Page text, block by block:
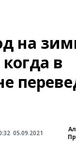
на
в
05.09.2021